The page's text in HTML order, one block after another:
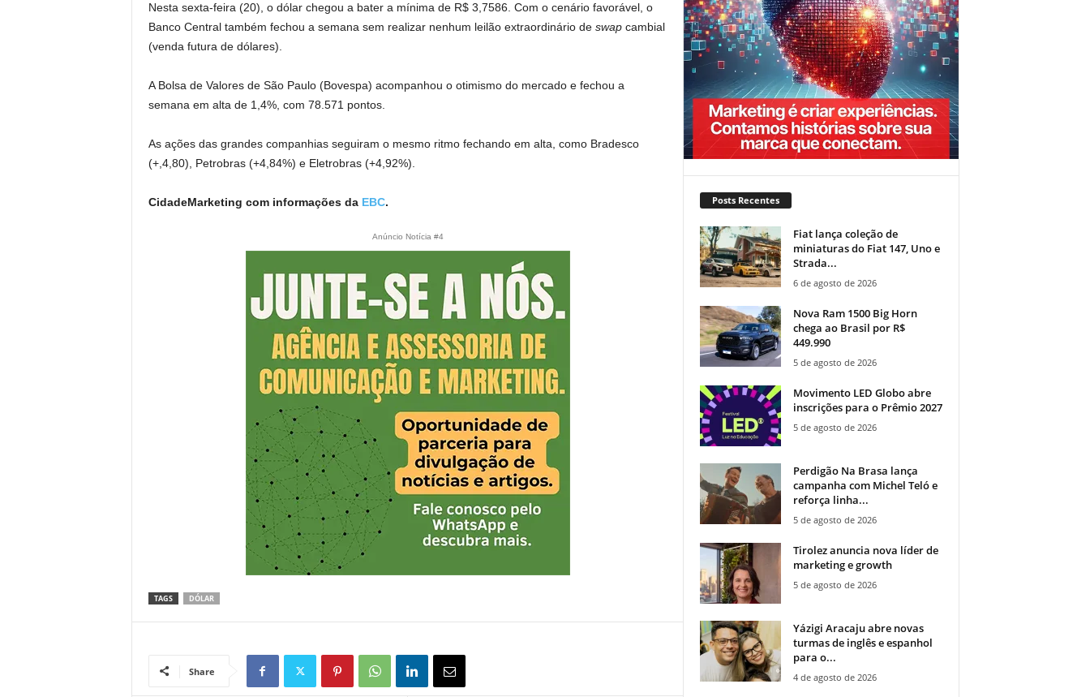
Nesta sexta-feira (20), o dólar chegou a bater a mínima de R$ 3,7586. Com o cenário favorável, o
Banco Central também fechou a semana sem realizar nenhum leilão extraordinário deswapcambial
(venda futura de dólares).
A Bolsa de Valores de São Paulo (Bovespa) acompanhou o otimismo do mercado e fechou a
semana em alta de 1,4%, com 78.571 pontos.
As ações das grandes companhias seguiram o mesmo ritmo fechando em alta, como Bradesco
(+,4,80), Petrobras (+4,84%) e Eletrobras (+4,92%).
CidadeMarketing com informações da EBC.
Anúncio Notícia #4
TAGS DÓLAR
Share
Posts Recentes
Fiat lança coleção de
miniaturas do Fiat 147, Uno e
Strada...
6 de agosto de 2026
Nova Ram 1500 Big Horn
chega ao Brasil por R$
449.990
5 de agosto de 2026
Movimento LED Globo abre
inscrições para o Prêmio 2027
5 de agosto de 2026
Perdigão Na Brasa lança
campanha com Michel Teló e
reforça linha...
5 de agosto de 2026
Tirolez anuncia nova líder de
marketing e growth
5 de agosto de 2026
Yázigi Aracaju abre novas
turmas de inglês e espanhol
para o...
4 de agosto de 2026